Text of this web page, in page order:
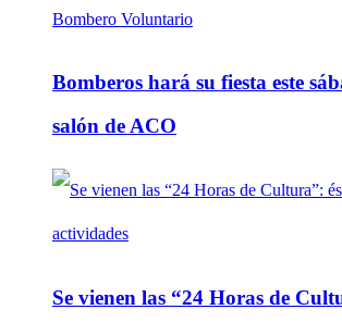
Bomberos hará su fiesta este
salón de ACO
Se vienen las “24 Horas de